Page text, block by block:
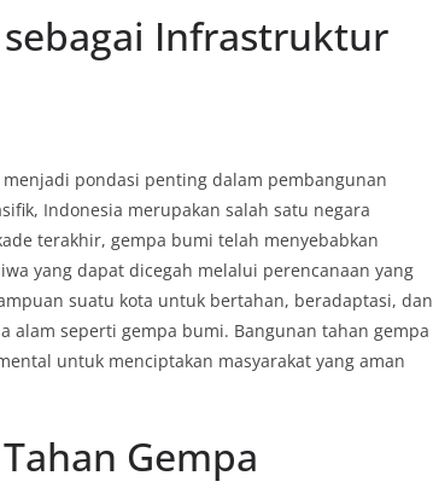
Infrastruktur
menjadi pondasi penting dalam pembangunan
Indonesia merupakan salah satu negara
terakhir, gempa bumi telah menyebabkan
yang dapat dicegah melalui perencanaan yang
suatu kota untuk bertahan, beradaptasi, dan
alam seperti gempa bumi. Bangunan tahan gempa
untuk menciptakan masyarakat yang aman
Gempa